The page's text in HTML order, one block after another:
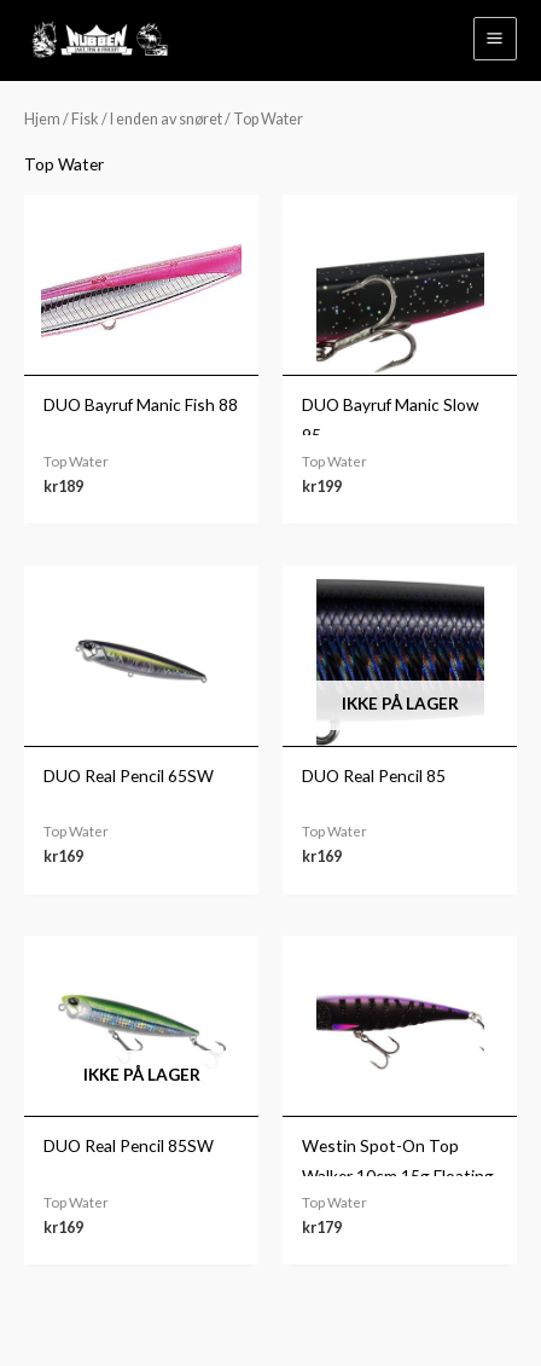
Hjem / Fisk / I enden av snøret/ Top Water
Top Water
DUO Bayruf Manic Fish 88
Top Water
kr189
DUO Bayruf Manic Slow
95
Top Water
kr199
DUO Real Pencil 65SW
Top Water
kr169
IKKE PÅ LAGER
DUO Real Pencil 85
Top Water
kr169
IKKE PÅ LAGER
DUO Real Pencil 85SW
Top Water
kr169
Westin Spot-On Top
Walker 10cm 15g Floating
Top Water
kr179